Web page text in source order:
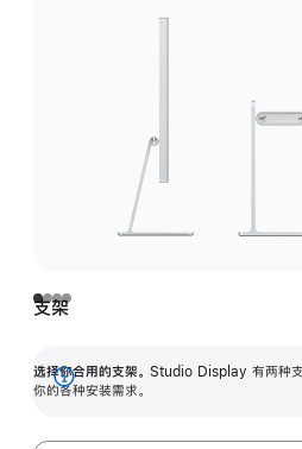
支架
选择你合用的支架。 Studio Display 有两种支
你的各种安装需求。
展